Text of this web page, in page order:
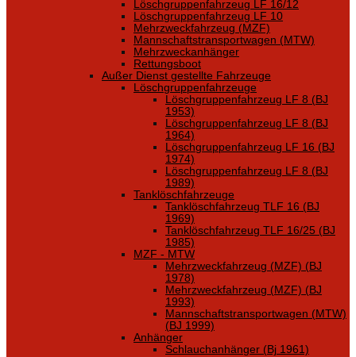
Löschgruppenfahrzeug LF 16/12
Löschgruppenfahrzeug LF 10
Mehrzweckfahrzeug (MZF)
Mannschaftstransportwagen (MTW)
Mehrzweckanhänger
Rettungsboot
Außer Dienst gestellte Fahrzeuge
Löschgruppenfahrzeuge
Löschgruppenfahrzeug LF 8 (BJ
1953)
Löschgruppenfahrzeug LF 8 (BJ
1964)
Löschgruppenfahrzeug LF 16 (BJ
1974)
Löschgruppenfahrzeug LF 8 (BJ
1989)
Tanklöschfahrzeuge
Tanklöschfahrzeug TLF 16 (BJ
1969)
Tanklöschfahrzeug TLF 16/25 (BJ
1985)
MZF - MTW
Mehrzweckfahrzeug (MZF) (BJ
1978)
Mehrzweckfahrzeug (MZF) (BJ
1993)
Mannschaftstransportwagen (MTW)
(BJ 1999)
Anhänger
Schlauchanhänger (Bj 1961)